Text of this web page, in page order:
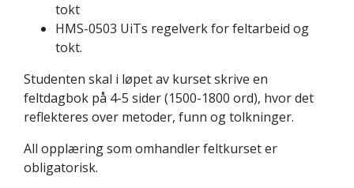
tokt
HMS-0503 UiTs regelverk for feltarbeid og
tokt.
Studenten skal i løpet av kurset skrive en
feltdagbok på 4-5 sider (1500-1800 ord), hvor det
reflekteres over metoder, funn og tolkninger.
All opplæring som omhandler feltkurset er
obligatorisk.